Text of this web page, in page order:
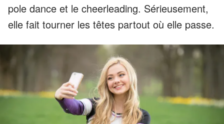
pole dance et le cheerleading. Sérieusement,
elle fait tourner les têtes partout où elle passe.